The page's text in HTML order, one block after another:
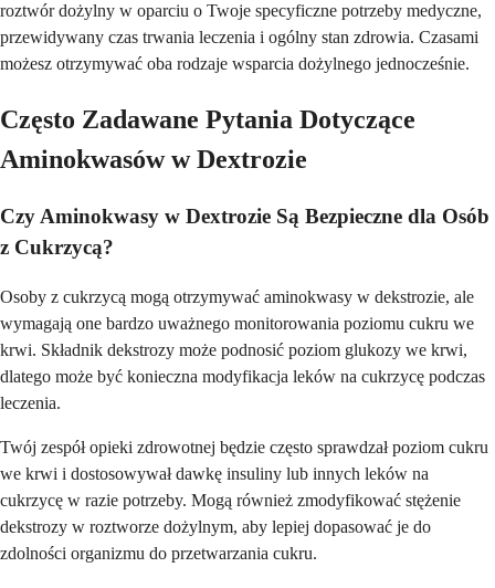
roztwór dożylny w oparciu o Twoje specyficzne potrzeby medyczne,
przewidywany czas trwania leczenia i ogólny stan zdrowia. Czasami
możesz otrzymywać oba rodzaje wsparcia dożylnego jednocześnie.
Często Zadawane Pytania Dotyczące
Aminokwasów w Dextrozie
Czy Aminokwasy w Dextrozie Są Bezpieczne dla Osób
z Cukrzycą?
Osoby z cukrzycą mogą otrzymywać aminokwasy w dekstrozie, ale
wymagają one bardzo uważnego monitorowania poziomu cukru we
krwi. Składnik dekstrozy może podnosić poziom glukozy we krwi,
dlatego może być konieczna modyfikacja leków na cukrzycę podczas
leczenia.
Twój zespół opieki zdrowotnej będzie często sprawdzał poziom cukru
we krwi i dostosowywał dawkę insuliny lub innych leków na
cukrzycę w razie potrzeby. Mogą również zmodyfikować stężenie
dekstrozy w roztworze dożylnym, aby lepiej dopasować je do
zdolności organizmu do przetwarzania cukru.